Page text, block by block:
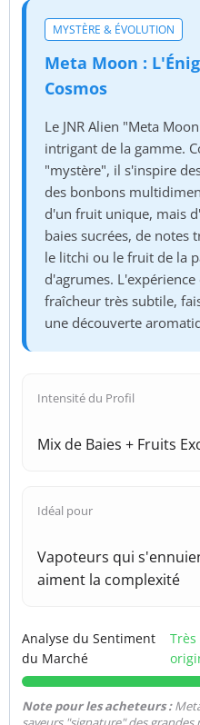
MYSTÈRE & ÉVOLUTION
Meta Moon :
Cosmos
Le JNR Alien "Meta
intrigant de la gamme.
"mystère", il s'inspire
des bonbons
d'un fruit unique, mais
baies sucrées, de notes
le litchi ou le fruit de la
d'agrumes.
fraîcheur très subtile,
une découverte
Intensité du Profil
Mix de Baies + Fruits
Idéal pour
Vapoteurs qui
aiment la complexité
Analyse du Sentiment
du Marché
Note pour les acheteurs :